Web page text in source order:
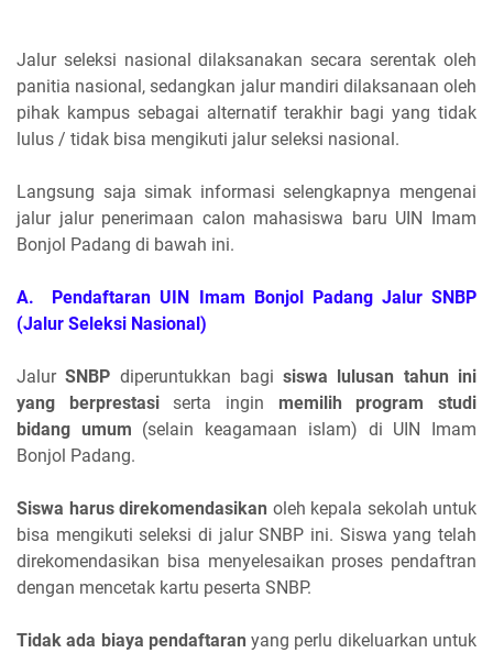
Jalur seleksi nasional dilaksanakan secara serentak oleh
panitia nasional, sedangkan jalur mandiri dilaksanaan oleh
pihak kampus sebagai alternatif terakhir bagi yang tidak
lulus / tidak bisa mengikuti jalur seleksi nasional.
Langsung saja simak informasi selengkapnya mengenai
jalur jalur penerimaan calon mahasiswa baru UIN Imam
Bonjol Padang di bawah ini.
A. Pendaftaran UIN Imam Bonjol Padang Jalur SNBP
(Jalur Seleksi Nasional)
JalurSNBP diperuntukkan bagisiswa lulusan tahun ini
yang berprestasiserta ingin memilih program studi
bidang umum (selain keagamaan islam) di UIN Imam
Bonjol Padang.
Siswa harus direkomendasikan oleh kepala sekolah untuk
bisa mengikuti seleksi di jalur SNBP ini. Siswa yang telah
direkomendasikan bisa menyelesaikan proses pendaftran
dengan mencetak kartu peserta SNBP.
Tidak ada biaya pendaftaran yang perlu dikeluarkan untuk